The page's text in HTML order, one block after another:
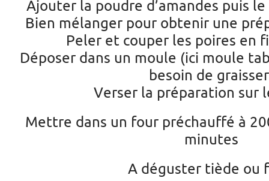
Ajouter la poudre d’amandes puis
Bien mélanger pour obtenir une
Peler et couper les poires en
Déposer dans un moule (ici moule
besoin de
Verser la préparation sur
Mettre dans un four préchauffé à
minutes
A déguster tiède ou